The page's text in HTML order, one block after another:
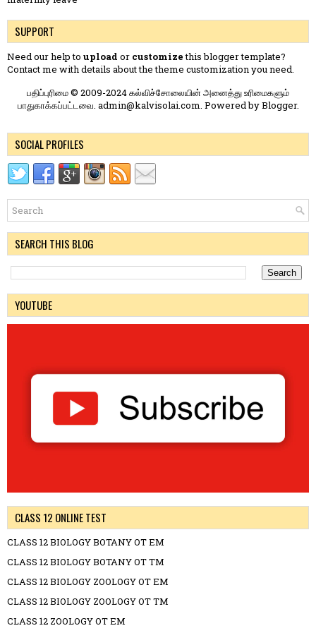
SUPPORT
Need our help to upload or customizethis blogger template?
Contact me with details about the theme customization you need.
பதிப்புரிமை © 2009-2024 கல்விச்சோலையின் அனைத்து உரிமைகளும்
பாதுகாக்கப்பட்டவை. admin@kalvisolai.com. Powered byBlogger.
SOCIAL PROFILES
SEARCH THIS BLOG
YOUTUBE
CLASS 12 ONLINE TEST
CLASS 12 BIOLOGY BOTANY OT EM
CLASS 12 BIOLOGY BOTANY OT TM
CLASS 12 BIOLOGY ZOOLOGY OT EM
CLASS 12 BIOLOGY ZOOLOGY OT TM
CLASS 12 ZOOLOGY OT EM